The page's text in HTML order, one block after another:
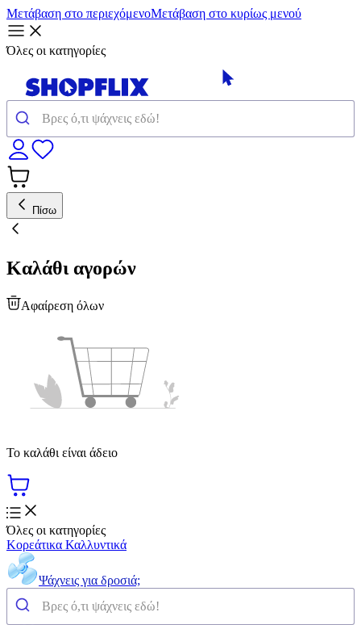
Μετάβαση στο περιεχόμενοΜετάβαση στο κυρίως μενού
Όλες οι κατηγορίες
Πίσω
Καλάθι αγορών
Αφαίρεση όλων
Το καλάθι είναι άδειο
Όλες οι κατηγορίες
Κορεάτικα Καλλυντικά
Ψάχνεις για δροσιά;